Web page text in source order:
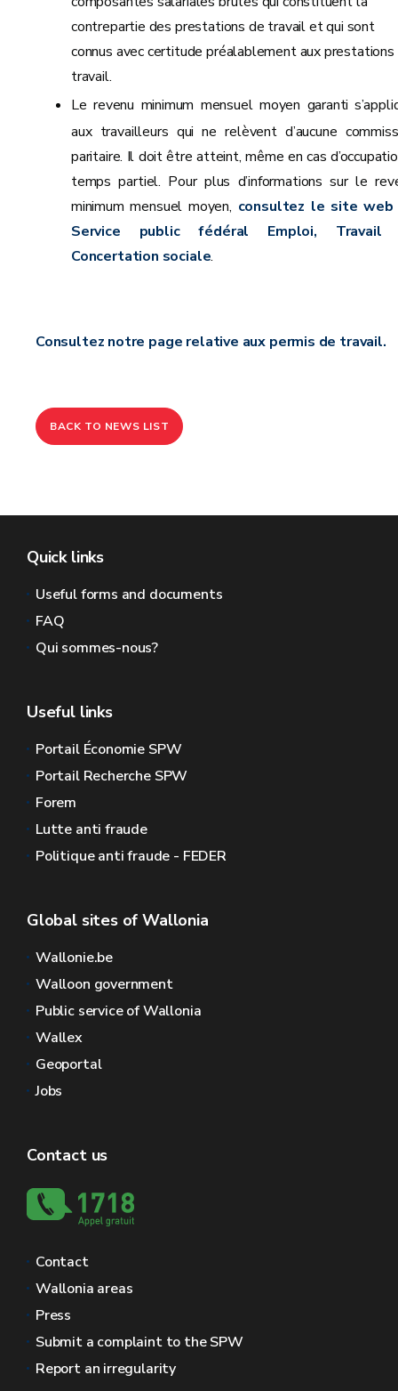
contrepartie des prestations de travail et qui sont
connus avec certitude préalablement aux prestations
travail.
Le revenu minimum mensuel moyen garanti
aux travailleurs qui ne relèvent d’aucune
paritaire. Il doit être atteint, même en cas
temps partiel. Pour plus d’informations sur le
minimum mensuel moyen, consultez le site web
Service public fédéral Emploi, Travail
Concertation sociale.
Consultez notre page relative aux permis de travail.
BACK TO NEWS LIST
Quick links
Useful forms and documents
FAQ
Qui sommes-nous?
Useful links
Portail Économie SPW
Portail Recherche SPW
Forem
Lutte anti fraude
Politique anti fraude - FEDER
Global sites of Wallonia
Wallonie.be
Walloon government
Public service of Wallonia
Wallex
Geoportal
Jobs
Contact us
Contact
Wallonia areas
Press
Submit a complaint to the SPW
Report an irregularity